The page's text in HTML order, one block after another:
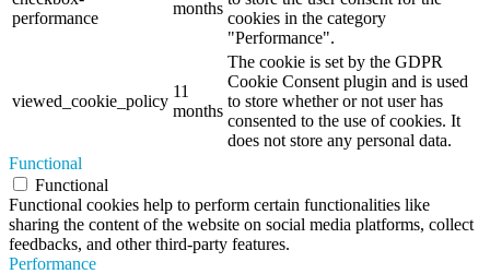
performance
months
cookies in the category
"Performance".
viewed_cookie_policy
11
months
The cookie is set by the GDPR
Cookie Consent plugin and is used
to store whether or not user has
consented to the use of cookies. It
does not store any personal data.
Functional
Functional
Functional cookies help to perform certain functionalities like
sharing the content of the website on social media platforms, collect
feedbacks, and other third-party features.
Performance